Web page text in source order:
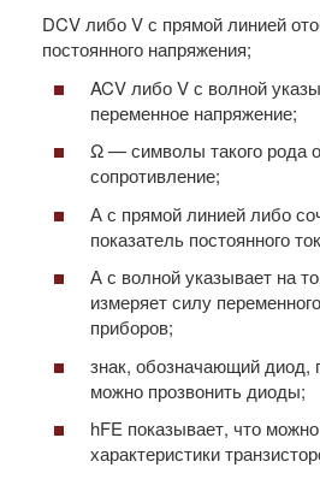
DCV либо V с прямой линией
постоянного напряжения;
ACV либо V с волной
переменное напряжение;
Ω — символы такого рода
сопротивление;
А с прямой линией либо
показатель постоянного
А с волной указывает на
измеряет силу
приборов;
знак, обозначающий диод,
можно прозвонить диоды;
hFE показывает, что
характеристики